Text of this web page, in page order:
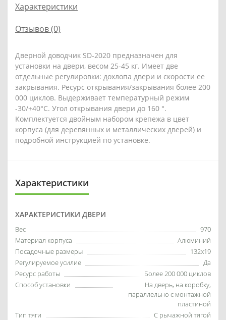
Характеристики
Отзывов (0)
Дверной доводчик SD-2020 предназначен для
установки на двери, весом 25-45 кг. Имеет две
отдельные регулировки: дохлопа двери и скорости ее
закрывания. Ресурс открывания/закрывания более 200
000 циклов. Выдерживает температурный режим
-30/+40°С. Угол открывания двери до 160 °.
Комплектуется двойным набором крепежа в цвет
корпуса (для деревянных и металлических дверей) и
подробной инструкцией по установке.
Характеристики
ХАРАКТЕРИСТИКИ ДВЕРИ
Вес
970
Материал корпуса
Алюминий
Посадочные размеры
132x19
Регулируемое усилие
Да
Ресурс работы
Более 200 000 циклов
Способ установки
На дверь, на коробку,
параллельно с монтажной
пластиной
Тип тяги
С рычажной тягой